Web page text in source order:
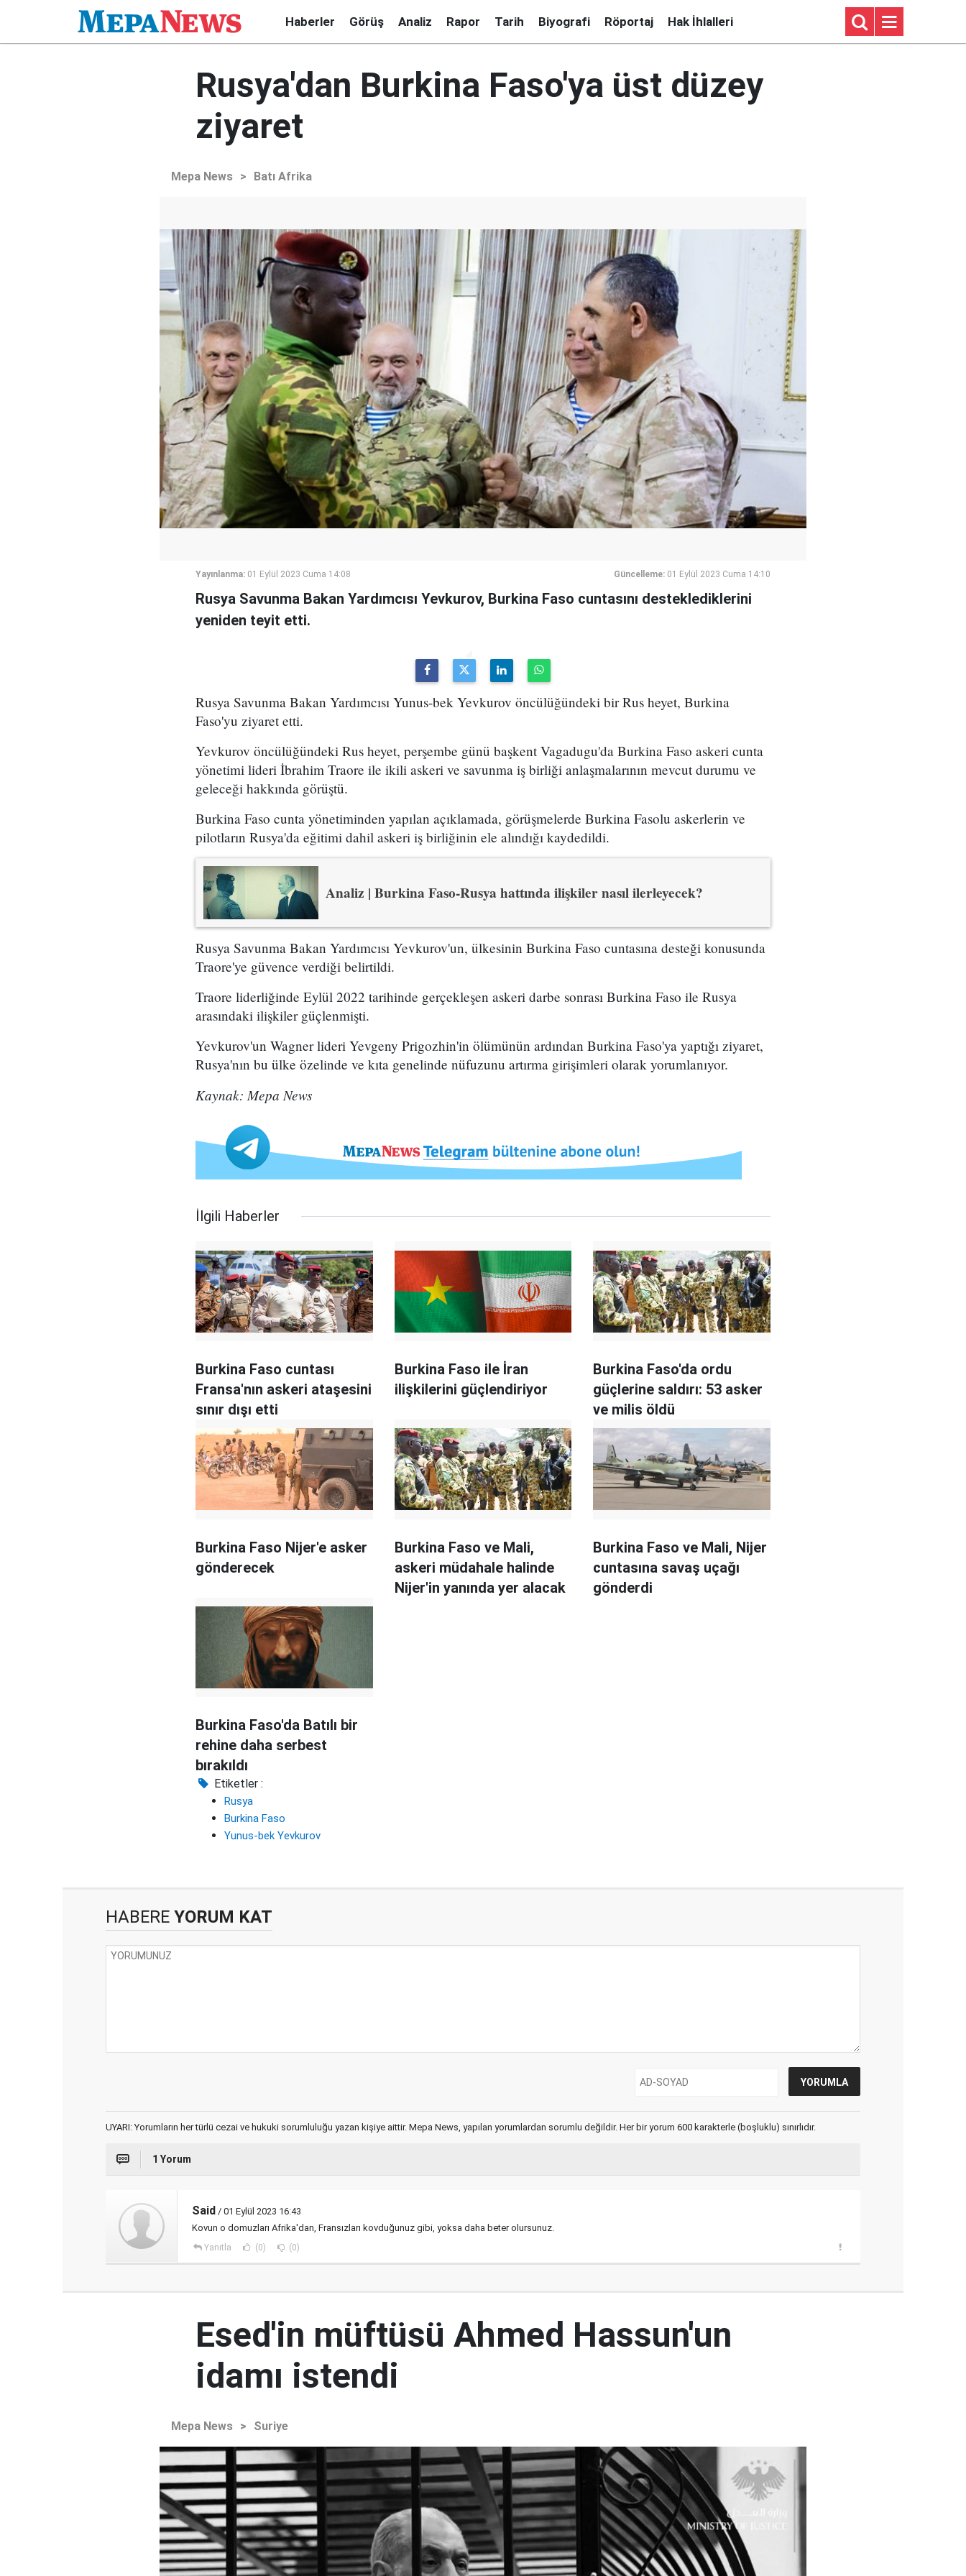
Haberler Görüş Analiz Rapor Tarih Biyografi Röportaj Hak İhlalleri
Rusya'dan Burkina Faso'ya üst düzey
ziyaret
Mepa News > Batı Afrika
Yayınlanma: 01 Eylül 2023 Cuma 14:08 Güncelleme: 01 Eylül 2023 Cuma 14:10
Rusya Savunma Bakan Yardımcısı Yevkurov, Burkina Faso cuntasını desteklediklerini
yeniden teyit etti.
Rusya Savunma Bakan Yardımcısı Yunus-bek Yevkurov öncülüğündeki bir Rus heyet, Burkina
Faso'yu ziyaret etti.
Yevkurov öncülüğündeki Rus heyet, perşembe günü başkent Vagadugu'da Burkina Faso askeri cunta
yönetimi lideri İbrahim Traore ile ikili askeri ve savunma iş birliği anlaşmalarının mevcut durumu ve
geleceği hakkında görüştü.
Burkina Faso cunta yönetiminden yapılan açıklamada, görüşmelerde Burkina Fasolu askerlerin ve
pilotların Rusya'da eğitimi dahil askeri iş birliğinin ele alındığı kaydedildi.
Analiz | Burkina Faso-Rusya hattında ilişkiler nasıl ilerleyecek?
Rusya Savunma Bakan Yardımcısı Yevkurov'un, ülkesinin Burkina Faso cuntasına desteği konusunda
Traore'ye güvence verdiği belirtildi.
Traore liderliğinde Eylül 2022 tarihinde gerçekleşen askeri darbe sonrası Burkina Faso ile Rusya
arasındaki ilişkiler güçlenmişti.
Yevkurov'un Wagner lideri Yevgeny Prigozhin'in ölümünün ardından Burkina Faso'ya yaptığı ziyaret,
Rusya'nın bu ülke özelinde ve kıta genelinde nüfuzunu artırma girişimleri olarak yorumlanıyor.
Kaynak: Mepa News
İlgili Haberler
Burkina Faso cuntası
Fransa'nın askeri ataşesini
sınır dışı etti
Burkina Faso ile İran
ilişkilerini güçlendiriyor
Burkina Faso'da ordu
güçlerine saldırı: 53 asker
ve milis öldü
Burkina Faso Nijer'e asker
gönderecek
Burkina Faso ve Mali,
askeri müdahale halinde
Nijer'in yanında yer alacak
Burkina Faso ve Mali, Nijer
cuntasına savaş uçağı
gönderdi
Burkina Faso'da Batılı bir
rehine daha serbest
bırakıldı
Etiketler :
Rusya
Burkina Faso
Yunus-bek Yevkurov
HABERE YORUM KAT
UYARI: Yorumların her türlü cezai ve hukuki sorumluluğu yazan kişiye aittir. Mepa News, yapılan yorumlardan sorumlu değildir. Her bir yorum 600 karakterle (boşluklu) sınırlıdır.
1 Yorum
Said / 01 Eylül 2023 16:43
Kovun o domuzları Afrika'dan, Fransızları kovduğunuz gibi, yoksa daha beter olursunuz.
Yanıtla (0) (0)
Esed'in müftüsü Ahmed Hassun'un
idamı istendi
Mepa News > Suriye